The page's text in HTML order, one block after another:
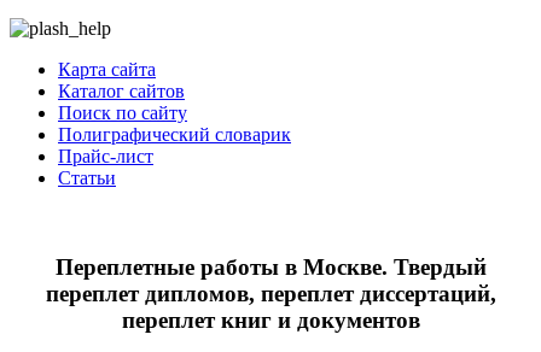
Карта сайта
Каталог сайтов
Поиск по сайту
Полиграфический словарик
Прайс-лист
Статьи
Переплетные работы в Москве. Твердый
переплет дипломов, переплет диссертаций,
переплет книг и документов